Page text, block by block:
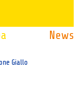
News
Giallo